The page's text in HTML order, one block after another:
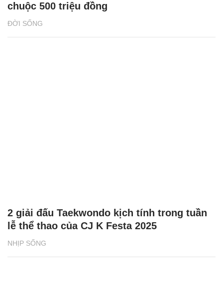
ĐỜI SỐNG
chuộc 500 triệu đồng
NHỊP SỐNG
2 giải đấu Taekwondo kịch tính trong tuần
lễ thể thao của CJ K Festa 2025